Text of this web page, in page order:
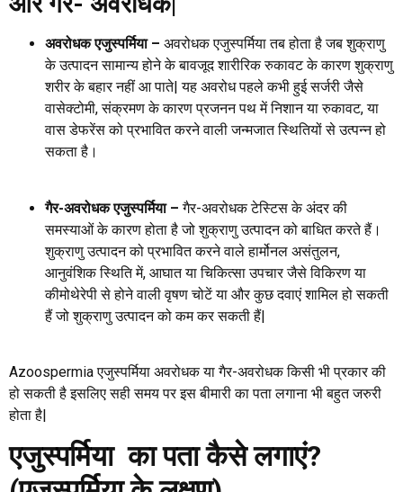
अवरोधक एजुस्पर्मिया – अवरोधक एजुस्पर्मिया तब होता है जब शुक्राणु
के उत्पादन सामान्य होने के बावजूद शारीरिक रुकावट के कारण शुक्राणु
शरीर के बहार नहीं आ पाते| यह अवरोध पहले कभी हुई सर्जरी जैसे
वासेक्टोमी, संक्रमण के कारण प्रजनन पथ में निशान या रुकावट, या
वास डेफरेंस को प्रभावित करने वाली जन्मजात स्थितियों से उत्पन्न हो
सकता है।
गैर-अवरोधक एजुस्पर्मिया –गैर-अवरोधक टेस्टिस के अंदर की
समस्याओं के कारण होता है जो शुक्राणु उत्पादन को बाधित करते हैं।
शुक्राणु उत्पादन को प्रभावित करने वाले हार्मोनल असंतुलन,
आनुवंशिक स्थिति में, आघात या चिकित्सा उपचार जैसे विकिरण या
कीमोथेरेपी से होने वाली वृषण चोटें या और कुछ दवाएं शामिल हो सकती
हैं जो शुक्राणु उत्पादन को कम कर सकती हैं|
Azoospermiaएजुस्पर्मिया अवरोधक या गैर-अवरोधक किसी भी प्रकार की
हो सकती है इसलिए सही समय पर इस बीमारी का पता लगाना भी बहुत जरुरी
होता है|
एजुस्पर्मिया का पता कैसे लगाएं?